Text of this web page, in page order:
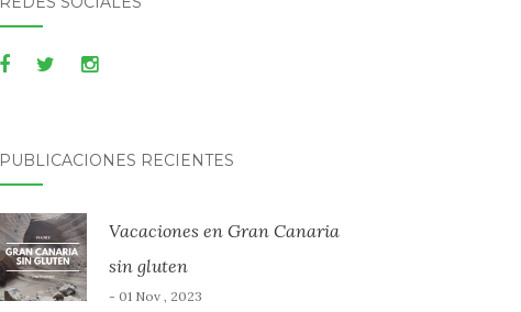
PUBLICACIONES RECIENTES
Vacaciones en Gran Canaria
sin gluten
- 01 Nov , 2023